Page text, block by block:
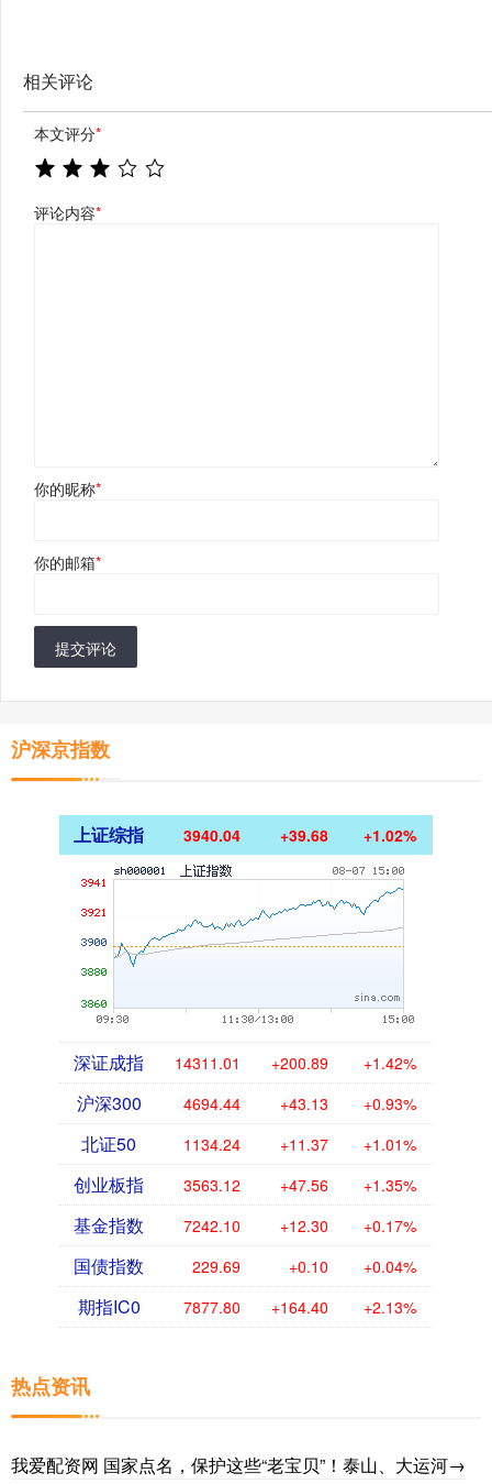
相关评论
本文评分*
评论内容*
你的昵称*
你的邮箱*
提交评论
沪深京指数
上证综指 3940.04 +39.68 +1.02%
深证成指 14311.01 +200.89 +1.42%
沪深300 4694.44 +43.13 +0.93%
北证50 1134.24 +11.37 +1.01%
创业板指 3563.12 +47.56 +1.35%
基金指数 7242.10 +12.30 +0.17%
国债指数 229.69 +0.10 +0.04%
期指IC0 7877.80 +164.40 +2.13%
热点资讯
我爱配资网 国家点名，保护这些“老宝贝”！泰山、大运河→